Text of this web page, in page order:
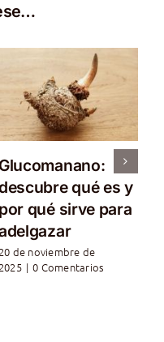
Glucomanano:
qué es y
por qué sirve para
20 de noviembre de
2025 | 0 Comentarios